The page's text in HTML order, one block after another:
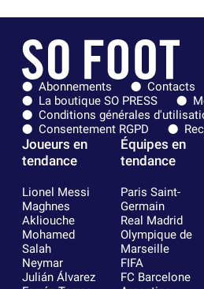
Abonnements
Contacts
La boutique SO PRESS
Conditions générales
Consentement RGPD
Joueurs en
tendance
Lionel Messi
Maghnes
Akliouche
Mohamed
Salah
Neymar
Julián Álvarez
Équipes en
tendance
Paris Saint-
Germain
Real Madrid
Olympique de
Marseille
FIFA
FC Barcelone